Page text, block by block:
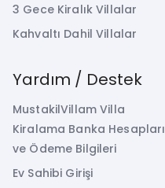
3 Gece Kiralık Villalar
Kahvaltı Dahil Villalar
Yardım / Destek
MustakilVillam Villa
Kiralama Banka Hesapları
ve Ödeme Bilgileri
Ev Sahibi Girişi